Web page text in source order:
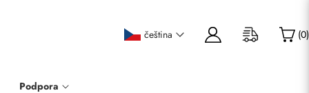
čeština (0)
Podpora